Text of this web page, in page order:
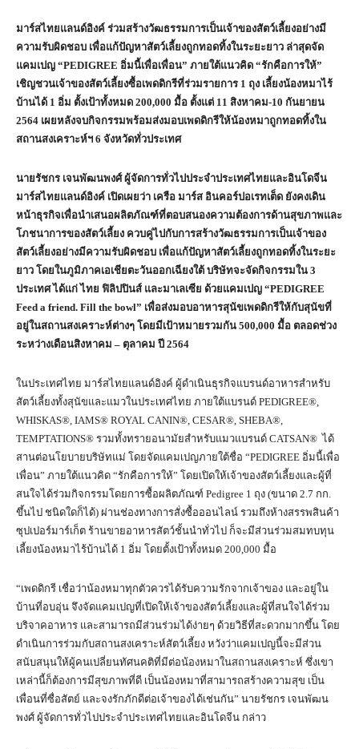
มาร์สไทยแลนด์อิงค์ ร่วมสร้างวัฒธรรมการเป็นเจ้าของสัตว์เลี้ยงอย่างมี
ความรับผิดชอบ เพื่อแก้ปัญหาสัตว์เลี้ยงถูกทอดทิ้งในระยะยาว ล่าสุดจัด
แคมเปญ “PEDIGREE อิ่มนี้เพื่อเพื่อน” ภายใต้แนวคิด “รักคือการให้”
เชิญชวนเจ้าของสัตว์เลี้ยงซื้อเพดดิกรีที่ร่วมรายการ 1 ถุง เลี้ยงน้องหมาไร้
บ้านได้ 1 อิ่ม ตั้งเป้าทั้งหมด 200,000 มื้อ ตั้งแต่ 11 สิงหาคม-10 กันยายน
2564 เผยหลังจบกิจกรรมพร้อมส่งมอบเพดดิกรีให้น้องหมาถูกทอดทิ้งใน
สถานสงเคราะห์ฯ 6 จังหวัดทั่วประเทศ
นายรัชกร เจนพัฒนพงศ์ ผู้จัดการทั่วไปประจำประเทศไทยและอินโดจีน
มาร์สไทยแลนด์อิงค์ เปิดเผยว่า เครือ มาร์ส อินคอร์ปอเรทเต็ด ยังคงเดิน
หน้าธุรกิจเพื่อนำเสนอผลิตภัณฑ์ที่ตอบสนองความต้องการด้านสุขภาพและ
โภชนาการของสัตว์เลี้ยง ควบคู่ไปกับการสร้างวัฒธรรมการเป็นเจ้าของ
สัตว์เลี้ยงอย่างมีความรับผิดชอบ เพื่อแก้ปัญหาสัตว์เลี้ยงถูกทอดทิ้งในระยะ
ยาว โดยในภูมิภาคเอเชียตะวันออกเฉียงใต้ บริษัทจะจัดกิจกรรมใน 3
ประเทศ ได้แก่ ไทย ฟิลิปปินส์ และมาเลเซีย ด้วยแคมเปญ “PEDIGREE
Feed a friend. Fill the bowl” เพื่อส่งมอบอาหารสุนัขเพดดิกรีให้กับสุนัขที่
อยู่ในสถานสงเคราะห์ต่างๆ โดยมีเป้าหมายรวมกัน 500,000 มื้อ ตลอดช่วง
ระหว่างเดือนสิงหาคม – ตุลาคม ปี 2564
ในประเทศไทย มาร์สไทยแลนด์อิงค์ ผู้ดำเนินธุรกิจแบรนด์อาหารสำหรับ
สัตว์เลี้ยงทั้งสุนัขและแมวในประเทศไทย ภายใต้แบรนด์ PEDIGREE®,
WHISKAS®, IAMS® ROYAL CANIN®, CESAR®, SHEBA®,
TEMPTATIONS® รวมทั้งทรายอนามัยสำหรับแมวแบรนด์ CATSAN® ได้
สานต่อนโยบายบริษัทแม่ โดยจัดแคมเปญภายใต้ชื่อ “PEDIGREE อิ่มนี้เพื่อ
เพื่อน” ภายใต้แนวคิด “รักคือการให้” โดยเปิดให้เจ้าของสัตว์เลี้ยงและผู้ที่
สนใจได้ร่วมกิจกรรมโดยการซื้อผลิตภัณฑ์ Pedigree 1 ถุง (ขนาด 2.7 กก.
ขึ้นไป ชนิดใดก็ได้) ผ่านช่องทางการสั่งซื้อออนไลน์ รวมถึงห้างสรรพสินค้า
ซุปเปอร์มาร์เก็ต ร้านขายอาหารสัตว์ชั้นนำทั่วไป ก็จะมีส่วนร่วมสมทบทุน
เลี้ยงน้องหมาไร้บ้านได้ 1 อิ่ม โดยตั้งเป้าทั้งหมด 200,000 มื้อ
“เพดดิกรี เชื่อว่าน้องหมาทุกตัวควรได้รับความรักจากเจ้าของ และอยู่ใน
บ้านที่อบอุ่น จึงจัดแคมเปญที่เปิดให้เจ้าของสัตว์เลี้ยงและผู้ที่สนใจได้ร่วม
บริจาคอาหาร และสามารถมีส่วนร่วมได้ง่ายๆ ด้วยวิธีที่สะดวกมากขึ้น โดย
ดำเนินการร่วมกับสถานสงเคราะห์สัตว์เลี้ยง หวังว่าแคมเปญนี้จะมีส่วน
สนับสนุนให้ผู้คนเปลี่ยนทัศนคติที่มีต่อน้องหมาในสถานสงเคราะห์ ซึ่งเขา
เหล่านี้ก็ต้องการมีสุขภาพที่ดี เป็นน้องหมาที่สามารถสร้างความสุข เป็น
เพื่อนที่ซื่อสัตย์ และจงรักภักดีต่อเจ้าของได้เช่นกัน” นายรัชกร เจนพัฒน
พงศ์ ผู้จัดการทั่วไปประจำประเทศไทยและอินโดจีน กล่าว